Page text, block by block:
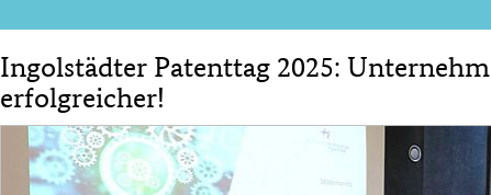
Inhalt
Ingolstädter Patenttag 2025:
erfolgreicher!